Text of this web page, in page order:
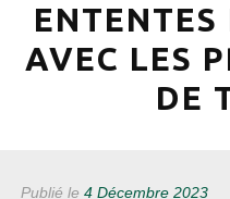
ENTENTES
AVEC LES
DE
Publié le 4 Décembre 2023